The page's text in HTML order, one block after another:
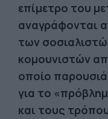
επίμετρο του
αναγράφονται
των
κομουνιστών
οποίο
για το
και τους